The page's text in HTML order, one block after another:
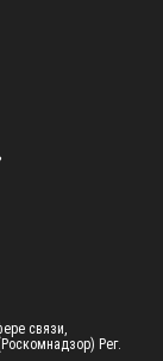
связи,
Рег.